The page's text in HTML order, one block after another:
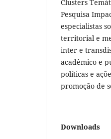
Clusters
Pesquisa
especialistas
territorial e
inter e
acadêmico e
políticas e
promoção de
Downloads